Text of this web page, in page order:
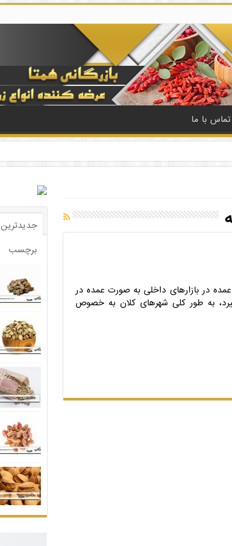
تماس با ما
در بازارهای داخلی به صورت عمده در
گیرد، به طور کلی شهرهای کلان به خصوص
جدیدترین
برچسب